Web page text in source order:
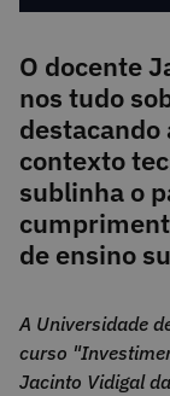
O docente
nos tudo
destacando
contexto
sublinha o
de ensino
A Universidade
curso
Jacinto Vidigal